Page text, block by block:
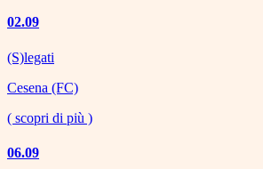
02.09
(S)legati
Cesena (FC)
( scopri di più )
06.09